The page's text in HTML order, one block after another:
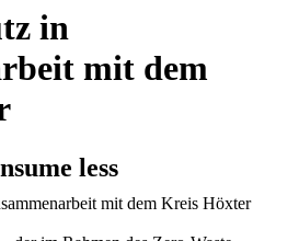
in
mit dem
less
mit dem Kreis Höxter